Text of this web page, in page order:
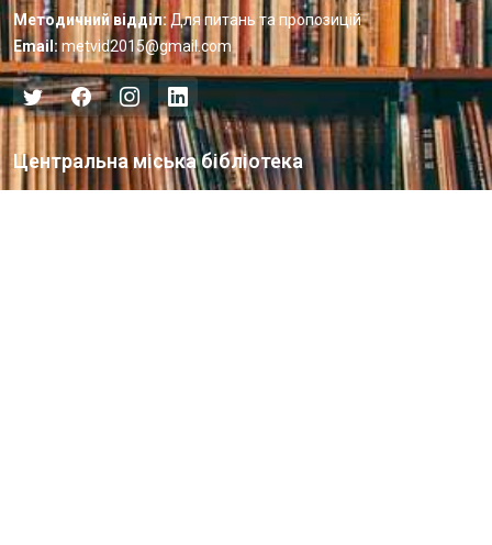
Методичний відділ: Для питань та пропозицій
Email: metvid2015@gmail.com
Центральна міська бібліотека